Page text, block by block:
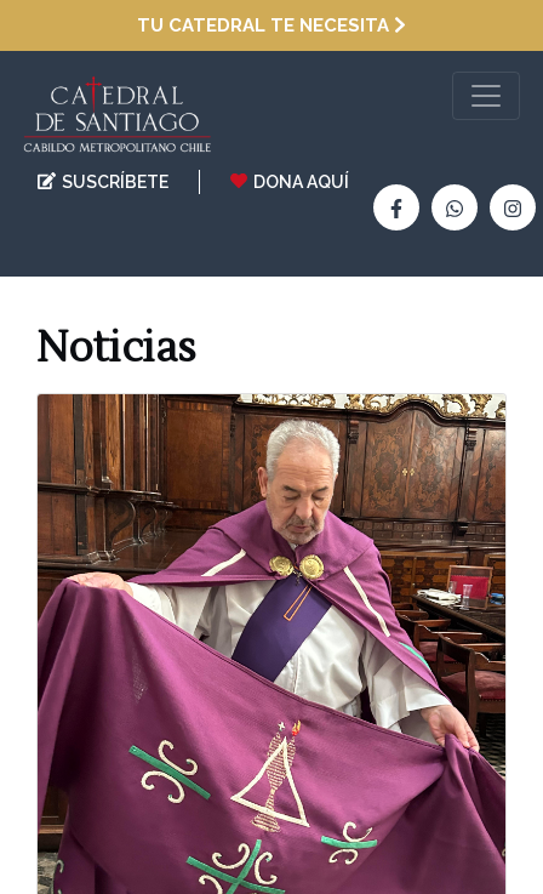
TU CATEDRAL TE NECESITA
SUSCRÍBETE DONA AQUÍ
Noticias